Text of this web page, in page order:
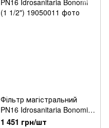
Фільтр магістральний
PN16 Idrosanitaria Bonomi
(1 1/2")
1 451 грн/шт